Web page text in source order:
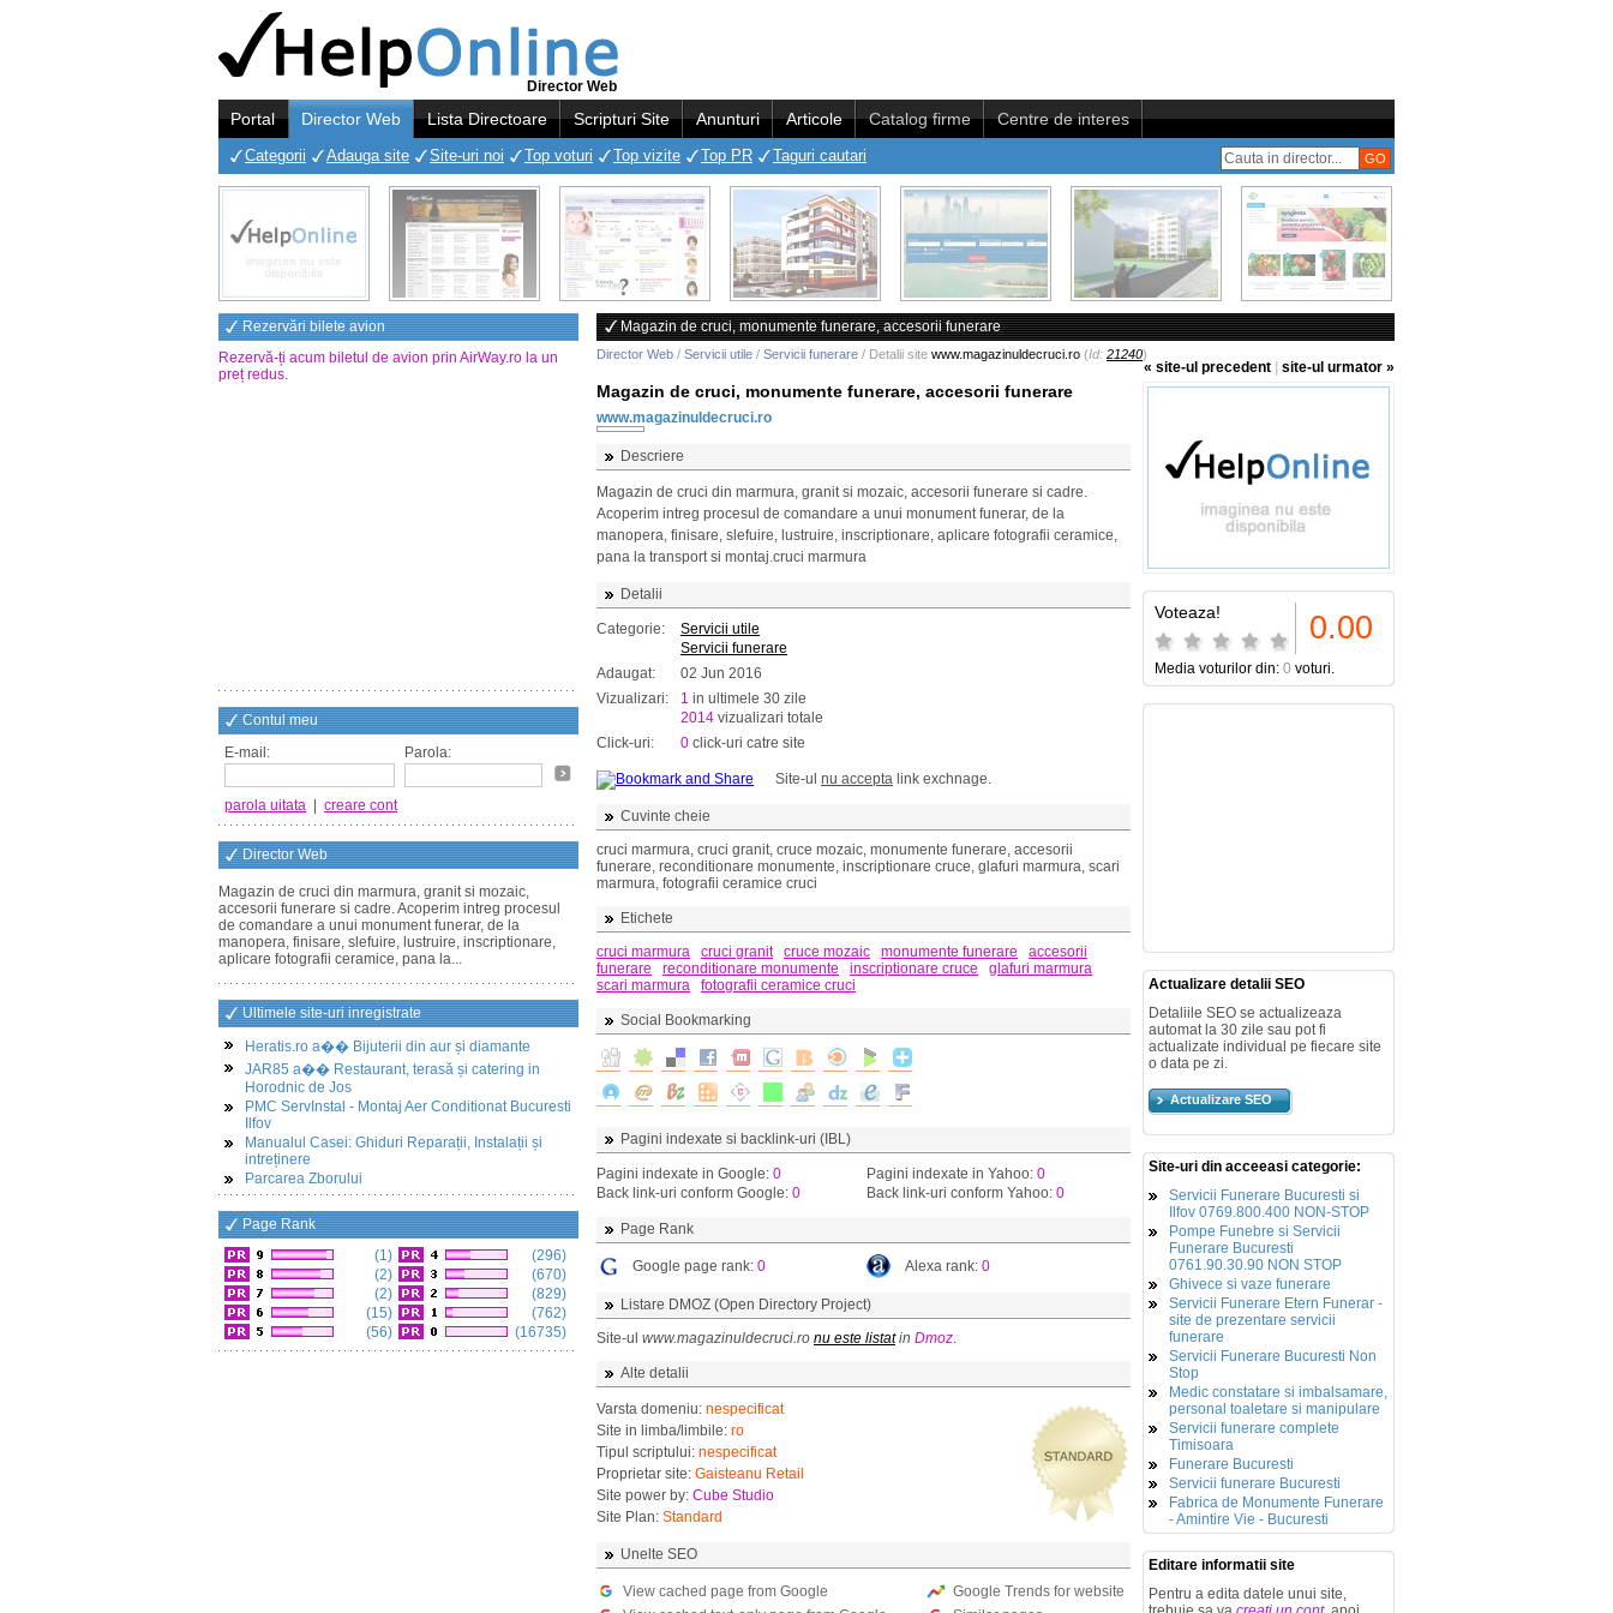
Director Web
Portal Director Web Lista Directoare Scripturi Site Anunturi Articole Catalog firme Centre de interes
Categorii Adauga site Site-uri noi Top voturi Top vizite Top PR Taguri cautari
Rezervări bilete avion
Rezervă-ți acum biletul de avion prin AirWay.ro la un
preț redus.
Contul meu
E-mail:
Parola:
parola uitata creare cont
Director Web
Magazin de cruci din marmura, granit si mozaic,
accesorii funerare si cadre. Acoperim intreg procesul
de comandare a unui monument funerar, de la
manopera, finisare, slefuire, lustruire, inscriptionare,
aplicare fotografii ceramice, pana la...
Ultimele site-uri inregistrate
Heratis.ro a�� Bijuterii din aur și diamante
JAR85 a�� Restaurant, terasă și catering in
Horodnic de Jos
PMC ServInstal - Montaj Aer Conditionat Bucuresti
Ilfov
Manualul Casei: Ghiduri Reparații, Instalații și
intreținere
Parcarea Zborului
Page Rank
(1)
(2)
(2)
(15)
(56)
(296)
(670)
(829)
(762)
(16735)
Magazin de cruci, monumente funerare, accesorii funerare
Director Web / Servicii utile / Servicii funerare / Detalii site www.magazinuldecruci.ro (Id: 21240)
« site-ul precedent site-ul urmator »
Magazin de cruci, monumente funerare, accesorii funerare
www.magazinuldecruci.ro
Descriere
Magazin de cruci din marmura, granit si mozaic, accesorii funerare si cadre.
Acoperim intreg procesul de comandare a unui monument funerar, de la
manopera, finisare, slefuire, lustruire, inscriptionare, aplicare fotografii ceramice,
pana la transport si montaj.cruci marmura
Detalii
Categorie:
Servicii utile
Servicii funerare
Adaugat:
02 Jun 2016
Vizualizari:
1 in ultimele 30 zile
2014 vizualizari totale
Click-uri:
0 click-uri catre site
Site-ul nu accepta link exchnage.
Cuvinte cheie
cruci marmura, cruci granit, cruce mozaic, monumente funerare, accesorii
funerare, reconditionare monumente, inscriptionare cruce, glafuri marmura, scari
marmura, fotografii ceramice cruci
Etichete
cruci marmura
cruci granit cruce mozaic monumente funerare
accesorii
funerare
reconditionare monumente inscriptionare cruce
glafuri marmura
scari marmura
fotografii ceramice cruci
Social Bookmarking
Pagini indexate si backlink-uri (IBL)
Pagini indexate in Google: 0
Back link-uri conform Google: 0
Pagini indexate in Yahoo: 0
Back link-uri conform Yahoo: 0
Page Rank
Google page rank: 0 Alexa rank: 0
Listare DMOZ (Open Directory Project)
Site-ul www.magazinuldecruci.ro nu este listatin Dmoz.
Alte detalii
Varsta domeniu: nespecificat
Site in limba/limbile: ro
Tipul scriptului: nespecificat
Proprietar site: Gaisteanu Retail
Site power by: Cube Studio
Site Plan: Standard
Unelte SEO
View cached page from Google
Google Trends for website
Voteaza! 0.00
Media voturilor din: 0 voturi.
Actualizare detalii SEO
Detaliile SEO se actualizeaza
automat la 30 zile sau pot fi
actualizate individual pe fiecare site
o data pe zi.
Actualizare SEO
Site-uri din acceeasi categorie:
Servicii Funerare Bucuresti si
Ilfov 0769.800.400 NON-STOP
Pompe Funebre si Servicii
Funerare Bucuresti
0761.90.30.90 NON STOP
Ghivece si vaze funerare
Servicii Funerare Etern Funerar -
site de prezentare servicii
funerare
Servicii Funerare Bucuresti Non
Stop
Medic constatare si imbalsamare,
personal toaletare si manipulare
Servicii funerare complete
Timisoara
Funerare Bucuresti
Servicii funerare Bucuresti
Fabrica de Monumente Funerare
- Amintire Vie - Bucuresti
Editare informatii site
Pentru a edita datele unui site,